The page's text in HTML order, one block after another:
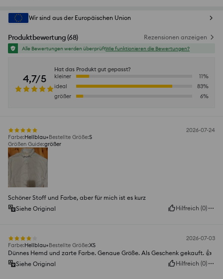
Wir sind aus der Europäischen Union
Produktbewertung(68) Rezensionen anzeigen
Alle Bewertungen werden überprüftWie funktionieren die Bewertungen?
4,7/5
Hat das Produkt gut gepasst?
kleiner
11%
ideal
83%
größer
6%
2026-07-24
Farbe:Hellblau Bestellte Größe:S
Größen Guide:größer
Schöner Stoff und Farbe, aber für mich ist es kurz
Siehe Original
Hilfreich (0)
2026-07-03
Farbe:Hellblau Bestellte Größe:XS
Dünnes Hemd und zarte Farbe. Genaue Größe. Als Geschenk gekauft. 👍️
Siehe Original
Hilfreich (0)